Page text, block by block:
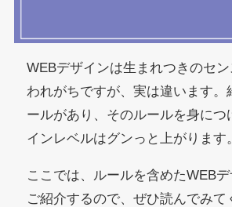
WEBデザインは生まれつきのセ
われがちですが、実は違います。
ールがあり、そのルールを身につ
インレベルはグンっと上がります。
ここでは、ルールを含めたWEB
ご紹介するので、ぜひ読んでみて